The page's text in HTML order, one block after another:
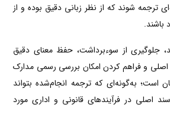
ترجمه شوند که از نظر زبانی دقیق بوده و از
باشند.
جلوگیری از سوءبرداشت، حفظ معنای دقیق
و فراهم کردن امکان بررسی رسمی مدارک
است؛ به‌گونه‌ای که ترجمه انجام‌شده بتواند
اصلی در فرآیندهای قانونی و اداری مورد